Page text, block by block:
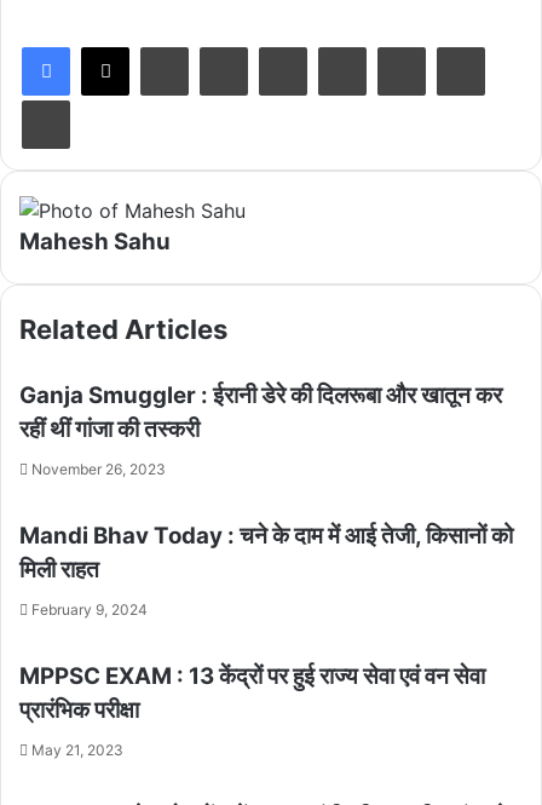
Mahesh Sahu
Related Articles
Ganja Smuggler : ईरानी डेरे की दिलरूबा और खातून कर
रहीं थीं गांजा की तस्करी
November 26, 2023
Mandi Bhav Today : चने के दाम में आई तेजी, किसानों को
मिली राहत
February 9, 2024
MPPSC EXAM : 13 केंद्रों पर हुई राज्य सेवा एवं वन सेवा
प्रारंभिक परीक्षा
May 21, 2023